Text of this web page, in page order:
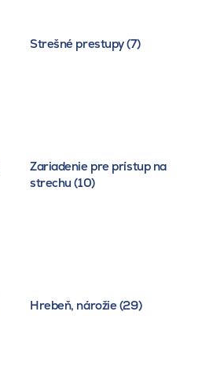
Strešné prestupy (7)
Zariadenie pre prístup na
strechu (10)
Hrebeň, nárožie (29)